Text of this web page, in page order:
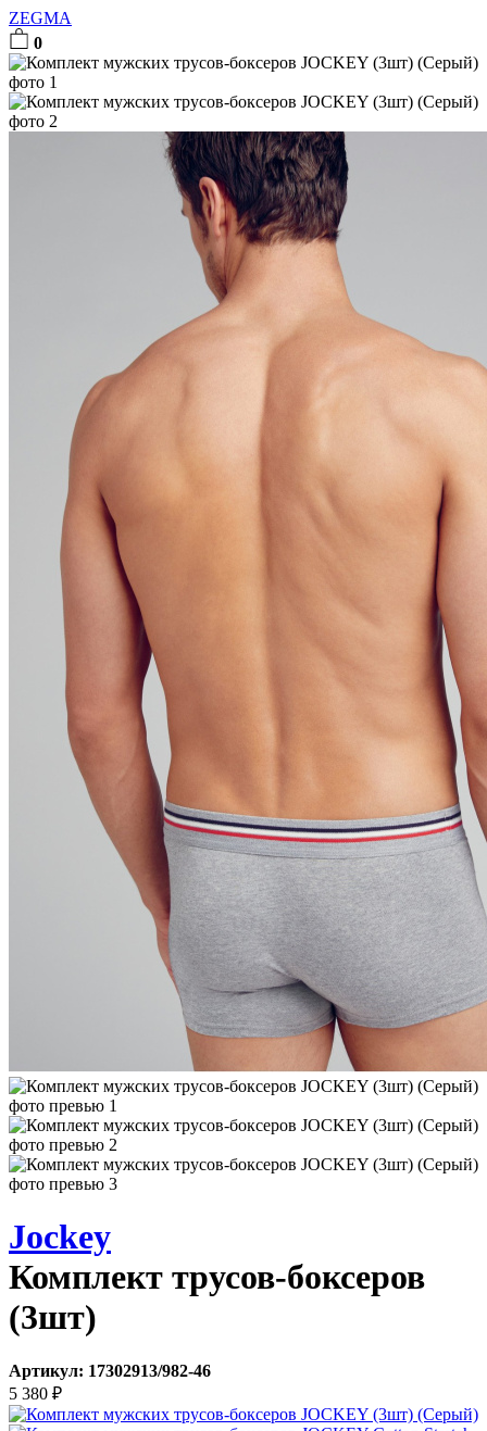
ZEGMA
0
Jockey
Комплект трусов-боксеров
(3шт)
Артикул: 17302913/982-46
5 380 ₽